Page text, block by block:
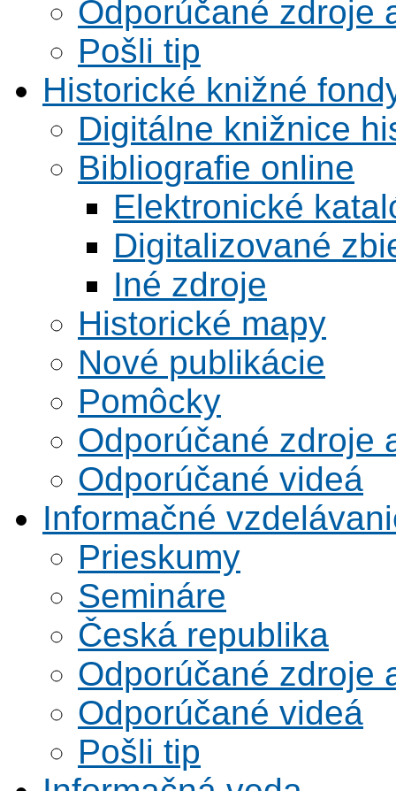
Odporúčané zdroje
Pošli tip
Historické knižné
Digitálne knižnice
Bibliografie online
Elektronické
Digitalizované
Iné zdroje
Historické mapy
Nové publikácie
Pomôcky
Odporúčané zdroje
Odporúčané videá
Informačné
Prieskumy
Semináre
Česká republika
Odporúčané zdroje
Odporúčané videá
Pošli tip